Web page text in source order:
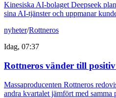
Kinesiska AI-bolaget Deepseek
sina AI-tjänster och uppmanar
nyheter/Rottneros
Idag, 07:37
Rottneros vänder till
Massaproducenten Rottneros
andra kvartalet jämfört med samma